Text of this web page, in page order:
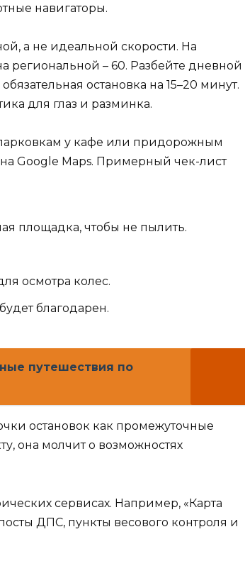
навигаторы.
а не идеальной скорости. На
региональной – 60. Разбейте дневной
остановка на 15–20 минут.
для глаз и разминка.
у кафе или придорожным
на Google Maps. Примерный чек-лист
площадка, чтобы не пылить.
осмотра колес.
благодарен.
путешествия по
остановок как промежуточные
она молчит о возможностях
сервисах. Например, «Карта
ДПС, пункты весового контроля и